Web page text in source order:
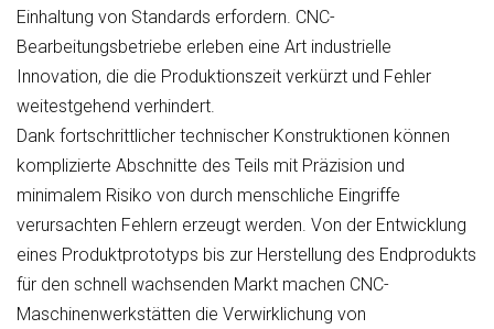
Einhaltung von Standards erfordern. CNC-
Bearbeitungsbetriebe erleben eine Art industrielle
Innovation, die die Produktionszeit verkürzt und Fehler
weitestgehend verhindert.
Dank fortschrittlicher technischer Konstruktionen können
komplizierte Abschnitte des Teils mit Präzision und
minimalem Risiko von durch menschliche Eingriffe
verursachten Fehlern erzeugt werden. Von der Entwicklung
eines Produktprototyps bis zur Herstellung des Endprodukts
für den schnell wachsenden Markt machen CNC-
Maschinenwerkstätten die Verwirklichung von